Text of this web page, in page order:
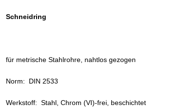
Schneidring
für metrische Stahlrohre, nahtlos gezogen
Norm: DIN 2533
Werkstoff: Stahl, Chrom (VI)-frei, beschichtet